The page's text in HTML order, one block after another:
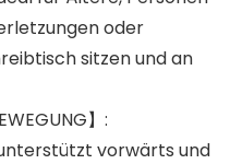
oder
sitzen und an
】:
vorwärts und